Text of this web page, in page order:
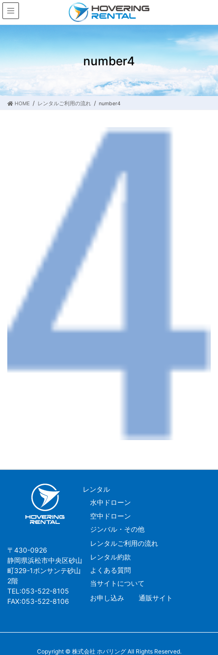
number4
HOME レンタルご利用の流れ number4
〒430-0926
静岡県浜松市中央区砂山
町329-1ボンサンテ砂山
2階
TEL:053-522-8105
FAX:053-522-8106
レンタル
水中ドローン
空中ドローン
ジンバル・その他
レンタルご利用の流れ
レンタル約款
よくある質問
当サイトについて
お申し込み
通販サイト
Copyright © 株式会社 ホバリング All Rights Reserved.